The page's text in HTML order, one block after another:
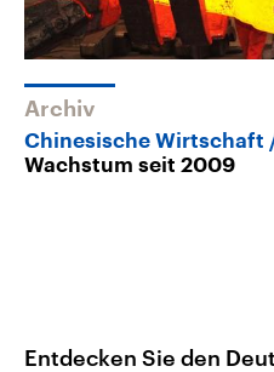
Archiv
Chinesische Wirtschaft
Wachstum seit 2009
Entdecken Sie den